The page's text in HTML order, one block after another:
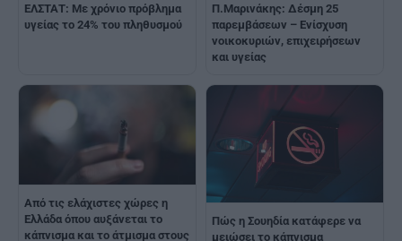
ΕΛΣΤΑΤ: Με χρόνιο πρόβλημα
υγείας το 24% του πληθυσμού
Π.Μαρινάκης: Δέσμη 25
παρεμβάσεων – Ενίσχυση
νοικοκυριών, επιχειρήσεων
και υγείας
Από τις ελάχιστες χώρες η
Ελλάδα όπου αυξάνεται το
κάπνισμα και το άτμισμα στους
Πώς η Σουηδία κατάφερε να
μειώσει το κάπνισμα